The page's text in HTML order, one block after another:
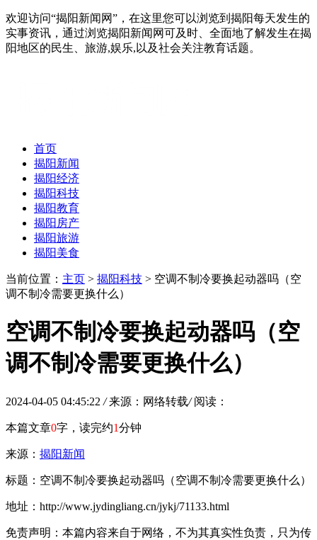
欢迎访问“揭阳新闻网”，在这里您可以浏览到揭阳每天发生的
实事资讯，通过浏览揭阳新闻网可及时、全面地了解发生在揭
阳地区的民生、旅游,娱乐,以及社会关注教育话题。
首页
揭阳新闻
揭阳经济
揭阳科技
揭阳教育
揭阳房产
揭阳旅游
揭阳美食
当前位置： 主页 > 揭阳科技 > 空调不制冷要换起动器吗（空
调不制冷需要更换什么）
空调不制冷要换起动器吗（空
调不制冷需要更换什么）
2024-04-05 04:45:22 / 来源：网络转载/ 阅读：
本篇文章0字，读完约1分钟
来源： 揭阳新闻
标题：空调不制冷要换起动器吗（空调不制冷需要更换什么）
地址：http://www.jydingliang.cn/jykj/71133.html
免责声明：本篇内容来自于网络，不为其真实性负责，只为传